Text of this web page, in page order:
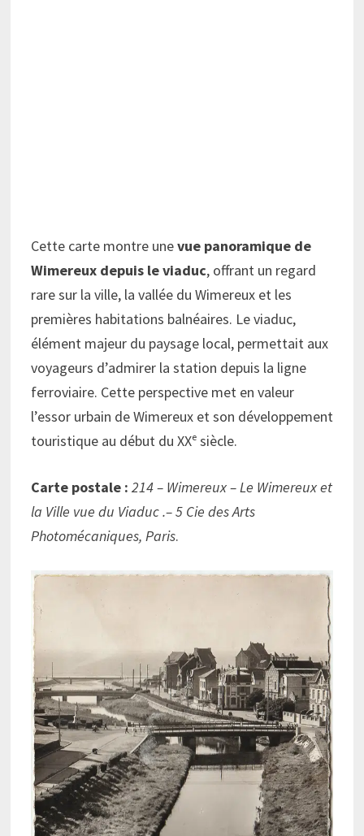
Cette carte montre unevue panoramique de
Wimereux depuis le viaduc, offrant un regard
rare sur la ville, la vallée du Wimereux et les
premières habitations balnéaires. Le viaduc,
élément majeur du paysage local, permettait aux
voyageurs d’admirer la station depuis la ligne
ferroviaire. Cette perspective met en valeur
l’essor urbain de Wimereux et son développement
touristique au début du XXᵉ siècle.
Carte postale : 214 – Wimereux – Le Wimereux et
la Ville vue du Viaduc .– 5 Cie des Arts
Photomécaniques, Paris.